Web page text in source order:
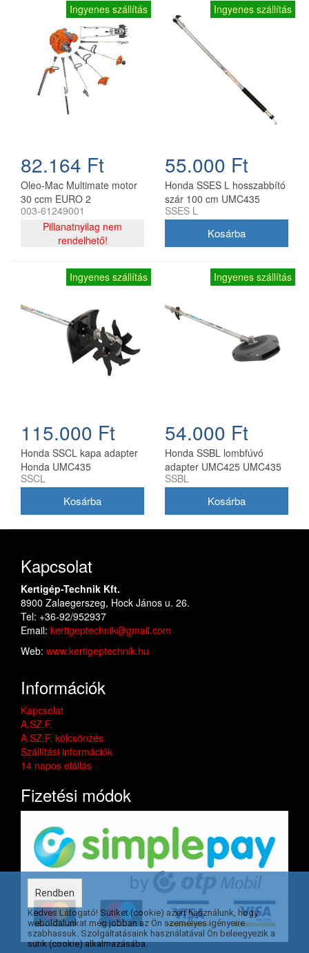
Ingyenes szállítás
82.164 Ft
Oleo-Mac Multimate motor
30 ccm EURO 2
többfunkciós géphez
003-61249001
Pillanatnyilag nem
rendelhető!
Ingyenes szállítás
55.000 Ft
Honda SSES L hosszabbító
szár 100 cm UMC435
adapterhez
SSES L
Ingyenes szállítás
115.000 Ft
Honda SSCL kapa adapter
Honda UMC435
multifunkciós géphez
SSCL
Ingyenes szállítás
54.000 Ft
Honda SSBL lombfúvó
adapter UMC425 UMC435
fűkaszákhoz
SSBL
Kapcsolat
Kertigép-Technik Kft.
8900 Zalaegerszeg, Hock János u. 26.
Tel: +36-92/952937
Email: kertigeptechnik@gmail.com
Web: www.kertigeptechnik.hu
Információk
Kapcsolat
A.SZ.F.
A.SZ.F. kölcsönzés
Szállítási információk
14 napos elállás
Fizetési módok
Rendben
Kedves Látogató! Sütiket (cookie) azért használunk, hogy
weboldalunkat még jobban az Ön személyes igényeire
szabhassuk. Szolgáltatásaink használatával Ön beleegyezik a
sütik (cookie) alkalmazásába.